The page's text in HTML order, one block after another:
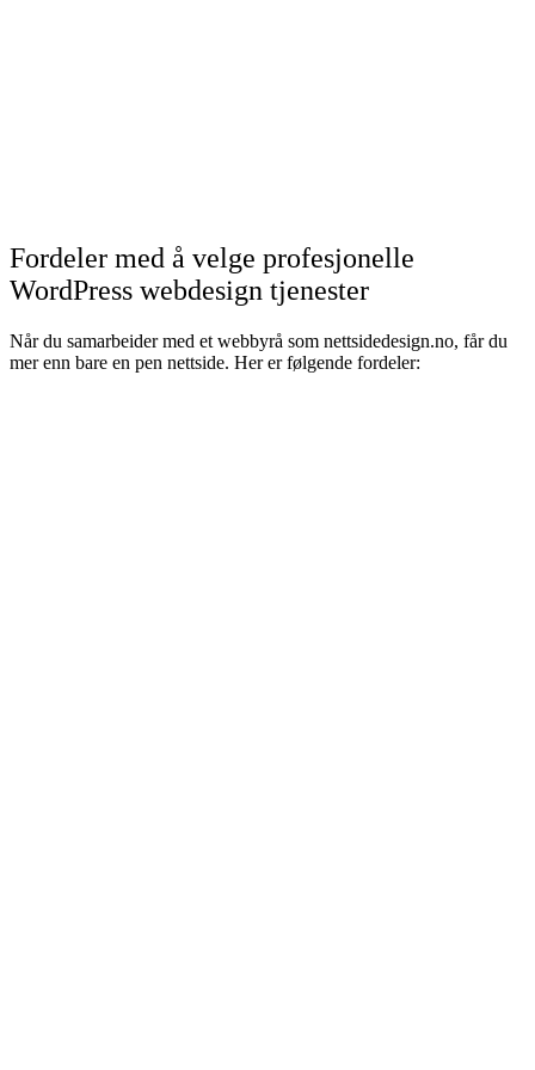
Fordeler med å velge profesjonelle
WordPress webdesign tjenester
Når du samarbeider med et webbyrå som nettsidedesign.no, får du
mer enn bare en pen nettside. Her er følgende fordeler: